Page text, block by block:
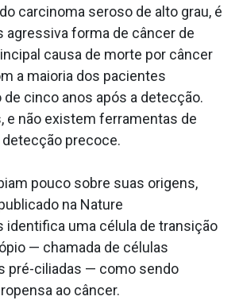
carcinoma seroso de alto grau, é
agressiva forma de câncer de
causa de morte por câncer
a maioria dos pacientes
cinco anos após a detecção.
e não existem ferramentas de
precoce.
pouco sobre suas origens,
na Nature
identifica uma célula de transição
— chamada de células
pré-ciliadas — como sendo
ao câncer.